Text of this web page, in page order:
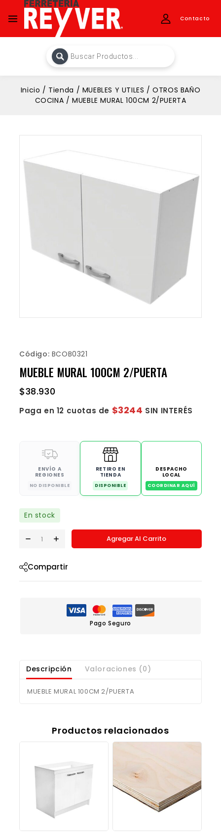
Contacto
Inicio / Tienda / MUEBLES Y UTILES / OTROS BAÑO
COCINA / MUEBLE MURAL 100CM 2/PUERTA
Código: BCOB0321
MUEBLE MURAL 100CM 2/PUERTA
$38.930
Paga en 12 cuotas de $3244 SIN INTERÉS
ENVÍO A
REGIONES
NO DISPONIBLE
RETIRO EN
TIENDA
DISPONIBLE
DESPACHO
LOCAL
COORDINAR AQUÍ
En stock
Agregar Al Carrito
Compartir
Pago Seguro
Descripción Valoraciones (0)
MUEBLE MURAL 100CM 2/PUERTA
Productos relacionados